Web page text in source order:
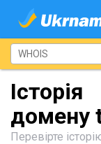
Історія
домену
Перевірте